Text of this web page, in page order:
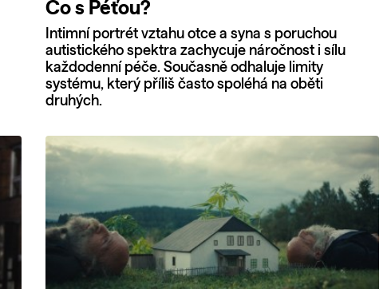
Co s Péťou?
Intimní portrét vztahu otce a syna s poruchou
autistického spektra zachycuje náročnost i sílu
každodenní péče. Současně odhaluje limity
systému, který příliš často spoléhá na oběti
druhých.